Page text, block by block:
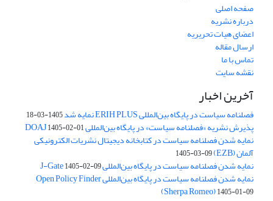
صفحه اصلی
درباره نشریه
اعضای هیات تحریریه
ارسال مقاله
تماس با ما
نقشه سایت
آخرین اخبار
فصلنامه سیاست در پایگاه بین‌المللی ERIH PLUS نمایه شد 1405-03-18
پذیرش نشریه «فصلنامه سیاست» در پایگاه بین‌المللی DOAJ1405-02-01
نمایه شدن فصلنامه سیاست در کتابخانه دیجیتال نشریات الکترونیکی
آلمان (EZB) 1405-03-09
نمایه شدن فصلنامه سیاست در پایگاه بین‌المللی J-Gate1405-02-09
نمایه شدن فصلنامه سیاست در پایگاه بین‌المللی Open Policy Finder
(Sherpa Romeo)1405-01-09